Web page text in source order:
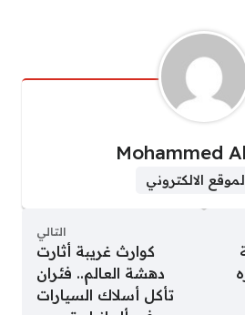
Mohammed
الالكتروني
التالي
كوارث غريبة أثارت
دهشة العالم.. فئران
تأكل أسلاك السيارات